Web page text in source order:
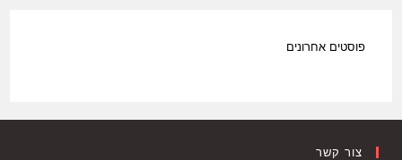
פוסטים אחרונים
צור קשר